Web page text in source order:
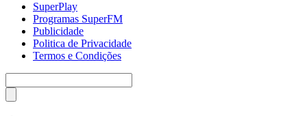
SuperPlay
Programas SuperFM
Publicidade
Politica de Privacidade
Termos e Condições